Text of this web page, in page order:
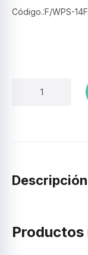
Código.:F/WPS-14F
Descripción